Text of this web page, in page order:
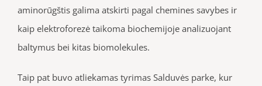
aminorūgštis galima atskirti pagal chemines savybes ir
kaip elektroforezė taikoma biochemijoje analizuojant
baltymus bei kitas biomolekules.
Taip pat buvo atliekamas tyrimas Salduvės parke, kur